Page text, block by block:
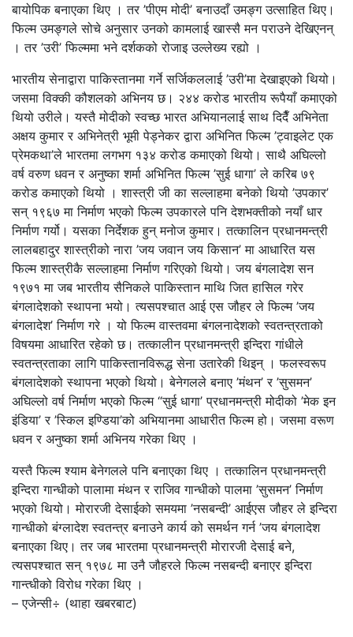
बायोपिक बनाएका थिए । तर ’पीएम मोदी’ बनाउदाँ उमङ्ग उत्साहित थिए।
फिल्म उमङ्गले सोचे अनुसार उनको कामलाई खास्सै मन पराउने देखिएनन्
। तर ’उरी’ फिल्ममा भने दर्शकको रोजाइ उल्लेख्य रह्यो ।
भारतीय सेनाद्वारा पाकिस्तानमा गर्ने सर्जिकललाई ’उरी’मा देखाइएको थियो।
जसमा विक्की कौशलको अभिनय छ। २४४ करोड भारतीय रूपैयाँ कमाएको
थियो उरीले। यस्तै मोदीको स्वच्छ भारत अभियानलाई साथ दिदैँ अभिनेता
अक्षय कुमार र अभिनेत्री भूमी पेड्नेकर द्वारा अभिनित फिल्म ’ट्वाइलेट एक
प्रेमकथा’ले भारतमा लगभग १३४ करोड कमाएको थियो। साथै अघिल्लो
वर्ष वरुण धवन र अनुष्का शर्मा अभिनित फिल्म ’सुई धागा’ ले करिब ७९
करोड कमाएको थियो । शास्त्री जी का सल्लाहमा बनेको थियो ’उपकार’
सन् १९६७ मा निर्माण भएको फिल्म उपकारले पनि देशभक्तीको नयाँ धार
निर्माण गर्यो। यसका निर्देशक हुन् मनोज कुमार। तत्कालिन प्रधानमन्त्री
लालबहादुर शास्त्रीको नारा ’जय जवान जय किसान’ मा आधारित यस
फिल्म शास्त्रीकै सल्लाहमा निर्माण गरिएको थियो। जय बंगलादेश सन
१९७१ मा जब भारतीय सैनिकले पाकिस्तान माथि जित हासिल गरेर
बंगलादेशको स्थापना भयो। त्यसपश्चात आई एस जौहर ले फिल्म ’जय
बंगलादेश’ निर्माण गरे । यो फिल्म वास्तवमा बंगलनादेशको स्वतन्त्रताको
विषयमा आधारित रहेको छ। तत्कालीन प्रधानमन्त्री इन्दिरा गांधीले
स्वतन्त्रताका लागि पाकिस्तानविरूद्ध सेना उतारेकी थिइन् । फलस्वरूप
बंगलादेशको स्थापना भएको थियो। बेनेगलले बनाए ’मंथन’ र ’सुसमन’
अघिल्लो वर्ष निर्माण भएको फिल्म “सुई धागा’ प्रधानमन्त्री मोदीको ’मेक इन
इंडिया’ र ’स्किल इण्डिया’को अभियानमा आधारीत फिल्म हो। जसमा वरूण
धवन र अनुष्का शर्मा अभिनय गरेका थिए ।
यस्तै फिल्म श्याम बेनेगलले पनि बनाएका थिए । तत्कालिन प्रधानमन्त्री
इन्दिरा गान्धीको पालामा मंथन र राजिव गान्धीको पालमा ’सुसमन’ निर्माण
भएको थियो। मोरारजी देसाईको समयमा ’नसबन्दी’ आईएस जौहर ले इन्दिरा
गान्धीको बंग्लादेश स्वतन्त्र बनाउने कार्य को समर्थन गर्न ’जय बंगलादेश
बनाएका थिए। तर जब भारतमा प्रधानमन्त्री मोरारजी देसाई बने,
त्यसपश्चात सन् १९७८ मा उनै जौहरले फिल्म नसबन्दी बनाएर इन्दिरा
गान्त्धीको विरोध गरेका थिए ।
– एजेन्सी÷ (थाहा खबरबाट)